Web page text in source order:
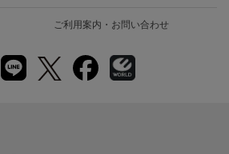
ご利用案内・お問い合わせ